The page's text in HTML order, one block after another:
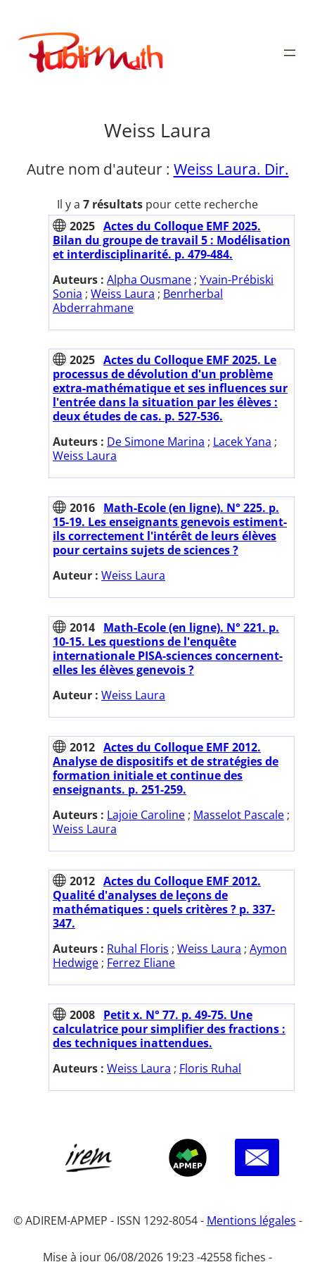
contenu
Publimath
Weiss Laura
Autre nom d'auteur : Weiss Laura. Dir.
Il y a 7 résultats pour cette recherche
2025 Actes du Colloque EMF 2025.
Bilan du groupe de travail 5 : Modélisation
et interdisciplinarité. p. 479-484.
Auteurs : Alpha Ousmane ; Yvain-Prébiski
Sonia ; Weiss Laura ; Benrherbal
Abderrahmane
2025 Actes du Colloque EMF 2025. Le
processus de dévolution d'un problème
extra-mathématique et ses influences sur
l'entrée dans la situation par les élèves :
deux études de cas. p. 527-536.
Auteurs : De Simone Marina ; Lacek Yana ;
Weiss Laura
2016 Math-Ecole (en ligne). N° 225. p.
15-19. Les enseignants genevois estiment-
ils correctement l'intérêt de leurs élèves
pour certains sujets de sciences ?
Auteur : Weiss Laura
2014 Math-Ecole (en ligne). N° 221. p.
10-15. Les questions de l'enquête
internationale PISA-sciences concernent-
elles les élèves genevois ?
Auteur : Weiss Laura
2012 Actes du Colloque EMF 2012.
Analyse de dispositifs et de stratégies de
formation initiale et continue des
enseignants. p. 251-259.
Auteurs : Lajoie Caroline ; Masselot Pascale ;
Weiss Laura
2012 Actes du Colloque EMF 2012.
Qualité d'analyses de leçons de
mathématiques : quels critères ? p. 337-
347.
Auteurs : Ruhal Floris ; Weiss Laura ; Aymon
Hedwige ; Ferrez Eliane
2008 Petit x. N° 77. p. 49-75. Une
calculatrice pour simplifier des fractions :
des techniques inattendues.
Auteurs : Weiss Laura ; Floris Ruhal
© ADIREM-APMEP - ISSN 1292-8054 - Mentions légales -
Mise à jour 06/08/2026 19:23 -42558 fiches -